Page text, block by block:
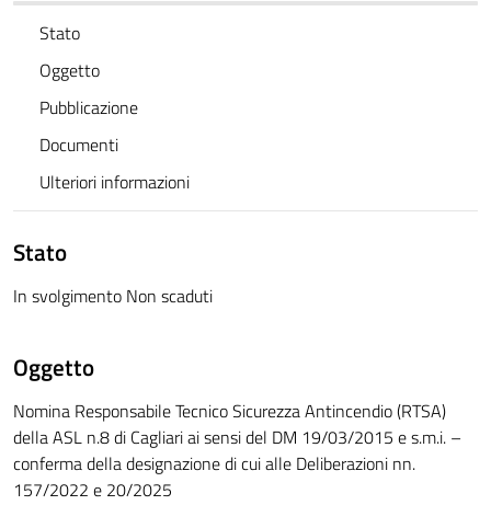
Stato
Oggetto
Pubblicazione
Documenti
Ulteriori informazioni
Stato
In svolgimento Non scaduti
Oggetto
Nomina Responsabile Tecnico Sicurezza Antincendio (RTSA)
della ASL n.8 di Cagliari ai sensi del DM 19/03/2015 e s.m.i. –
conferma della designazione di cui alle Deliberazioni nn.
157/2022 e 20/2025